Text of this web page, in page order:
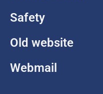
Safety
Old website
Webmail